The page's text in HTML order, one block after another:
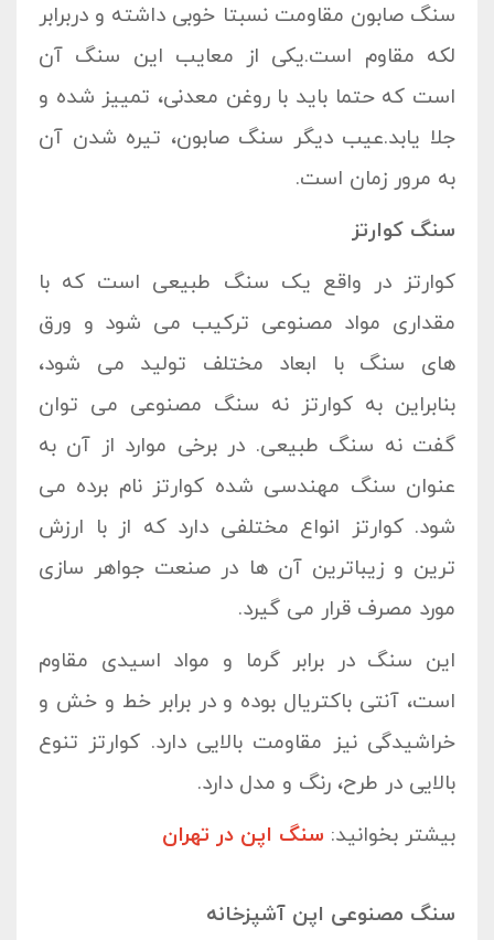
سنگ صابون مقاومت نسبتا خوبی داشته و دربرابر
لکه مقاوم است.یکی از معایب این سنگ آن
است که حتما باید با روغن معدنی، تمییز شده و
جلا یابد.عیب دیگر سنگ صابون، تیره شدن آن
به مرور زمان است.
سنگ کوارتز
کوارتز در واقع یک سنگ طبیعی است که با
مقداری مواد مصنوعی ترکیب می شود و ورق
های سنگ با ابعاد مختلف تولید می شود،
بنابراین به کوارتز نه سنگ مصنوعی می توان
گفت نه سنگ طبیعی. در برخی موارد از آن به
عنوان سنگ مهندسی شده کوارتز نام برده می
شود. کوارتز انواع مختلفی دارد که از با ارزش
ترین و زیباترین آن ها در صنعت جواهر سازی
مورد مصرف قرار می گیرد.
این سنگ در برابر گرما و مواد اسیدی مقاوم
است، آنتی باکتریال بوده و در برابر خط و خش و
خراشیدگی نیز مقاومت بالایی دارد. کوارتز تنوع
بالایی در طرح، رنگ و مدل دارد.
بیشتر بخوانید: سنگ اپن در تهران
سنگ مصنوعی اپن آشپزخانه